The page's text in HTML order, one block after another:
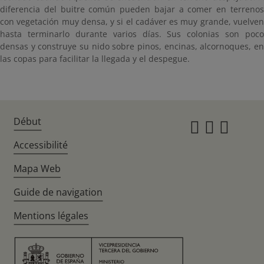
diferencia del buitre común pueden bajar a comer en terrenos
con vegetación muy densa, y si el cadáver es muy grande, vuelven
hasta terminarlo durante varios días. Sus colonias son poco
densas y construye su nido sobre pinos, encinas, alcornoques, en
las copas para facilitar la llegada y el despegue.
Début
Accessibilité
Mapa Web
Guide de navigation
Mentions légales